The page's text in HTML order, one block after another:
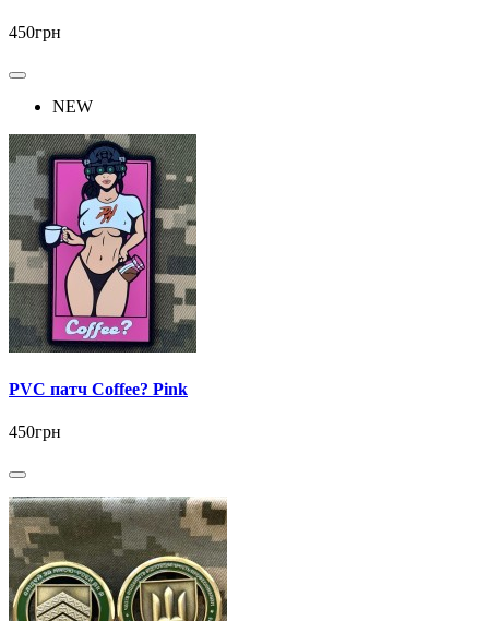
450грн
NEW
PVC патч Coffee? Pink
450грн